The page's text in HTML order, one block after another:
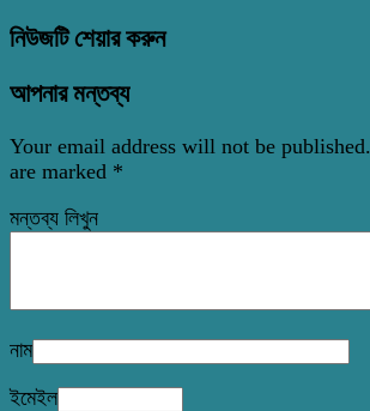
নিউজটি শেয়ার করুন
আপনার মন্তব্য
Your email address will not be published.
are marked *
মন্তব্য লিখুন
নাম
ইমেইল